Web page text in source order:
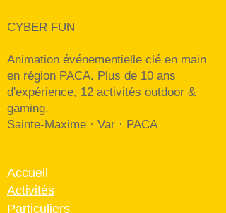
CYBER FUN
Animation événementielle clé en main
en région PACA. Plus de 10 ans
d'expérience, 12 activités outdoor &
gaming.
Sainte-Maxime · Var · PACA
Accueil
Activités
Particuliers